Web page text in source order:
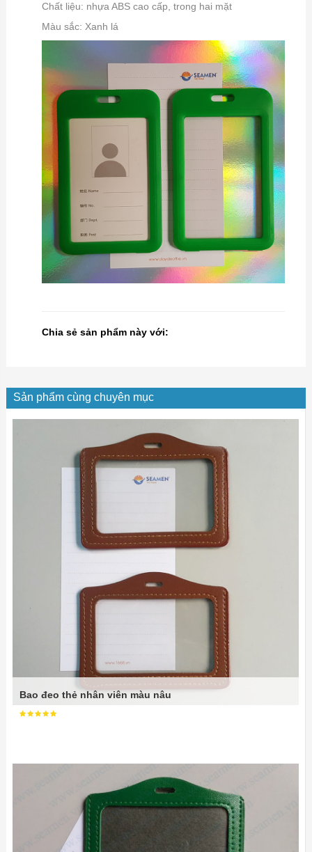
Chất liệu: nhựa ABS cao cấp, trong hai mặt
Màu sắc: Xanh lá
Chia sẻ sản phẩm này với:
Sản phẩm cùng chuyên mục
Bao đeo thẻ nhân viên màu nâu